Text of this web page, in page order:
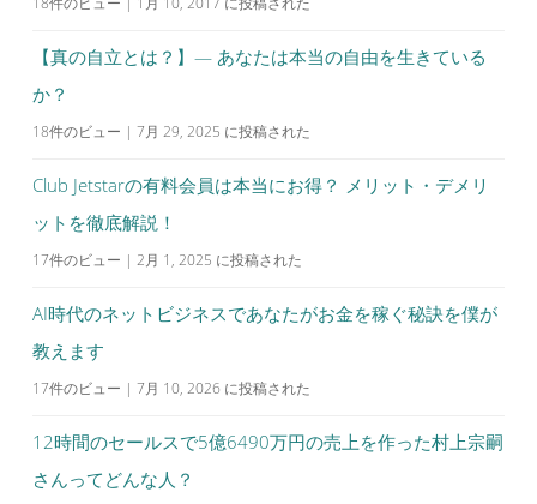
【真の自立とは？】— あなたは本当の自由を生きている
か？
18件のビュー | 7月 29, 2025 に投稿された
Club Jetstarの有料会員は本当にお得？ メリット・デメリ
ットを徹底解説！
17件のビュー | 2月 1, 2025 に投稿された
AI時代のネットビジネスであなたがお金を稼ぐ秘訣を僕が
教えます
17件のビュー | 7月 10, 2026 に投稿された
12時間のセールスで5億6490万円の売上を作った村上宗嗣
さんってどんな人？